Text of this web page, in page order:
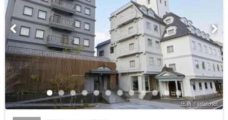
出典：jalan.net